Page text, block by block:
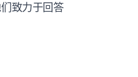
致力于回答